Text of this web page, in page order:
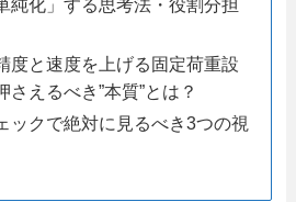
純化」する思考法・役割分担
度と速度を上げる固定荷重設
さえるべき”本質”とは？
ックで絶対に見るべき3つの視